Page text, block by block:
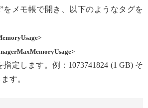
をメモ帳で開き、以下のようなタグを
oryUsage>
定します。例：1073741824 (1 GB) そ
す。